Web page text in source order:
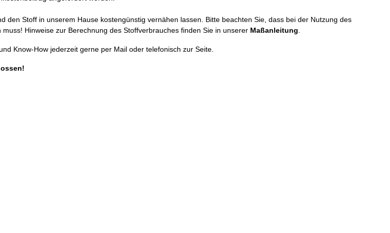
den Stoff in unserem Hause kostengünstig vernähen lassen. Bitte beachten Sie, dass bei der Nutzung des
Hinweise zur Berechnung des Stoffverbrauches finden Sie in unserer Maßanleitung
Know-How jederzeit gerne per Mail oder telefonisch zur Seite.